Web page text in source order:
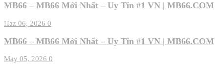
MB66 – MB66 Mới Nhất – Uy Tín #1 VN | MB66.COM
Haz 06, 2026 0
MB66 – MB66 Mới Nhất – Uy Tín #1 VN | MB66.COM
May 05, 2026 0